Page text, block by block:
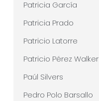
Patricia García
Patricia Prado
Patricio Latorre
Patricio Pérez Walker
Paúl Silvers
Pedro Polo Barsallo